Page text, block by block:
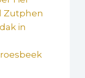
Zutphen
in